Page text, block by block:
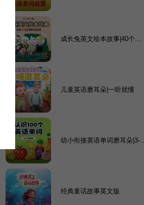
成长兔英文绘本故事|40个生
儿童英语磨耳朵|一听就懂
幼小衔接英语单词磨耳朵|3-9
经典童话故事英文版